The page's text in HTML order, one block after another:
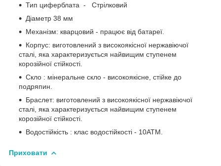
Тип циферблата - Стрілковий
Діаметр 38 мм
Механізм: кварцовий - працює від батареї.
Корпус: виготовлений з високоякісної нержавіючої
сталі, яка характеризується найвищим ступенем
корозійної стійкості.
Скло : мінеральне скло - високоякісне, стійке до
подряпин.
Браслет: виготовлений з високоякісної нержавіючої
сталі, яка характеризується найвищим ступенем
корозійної стійкості.
Водостійкість : клас водостійкості - 10АТМ.
Приховати